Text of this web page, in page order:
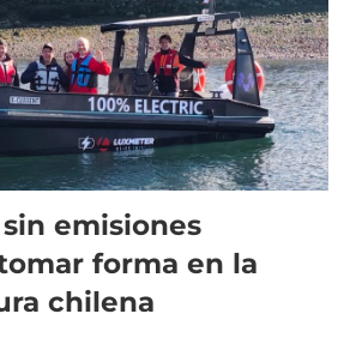
emisiones
forma en la
chilena